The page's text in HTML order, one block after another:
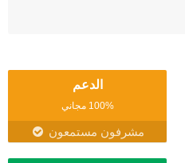
الدعم
100% مجاني
مشرفون مستمعون